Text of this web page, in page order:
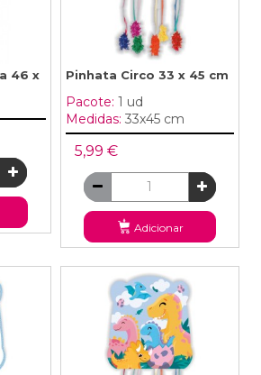
46 x
Pinhata Circo 33 x 45 cm
Pacote: 1 ud
Medidas: 33x45 cm
5,99 €
Adicionar